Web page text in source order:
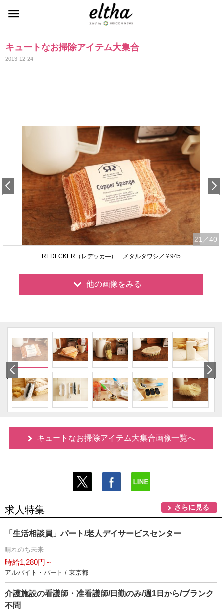
キュートなお掃除アイテム大集合
2013-12-24
21 ／40
REDECKER（レデッカ―） メタルタワシ／￥945
他の画像をみる
キュートなお掃除アイテム大集合画像一覧へ
求人特集 さらに見る
「生活相談員」パート/老人デイサービスセンター
晴れのち未来
時給1,280円～
アルバイト・パート / 東京都
介護施設の看護師・准看護師/日勤のみ/週1日から/ブランク
不問